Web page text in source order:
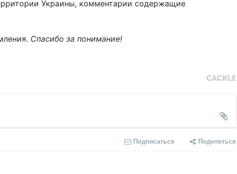
Украины, комментарии содержащие
Спасибо за понимание!
Подписаться Поделиться